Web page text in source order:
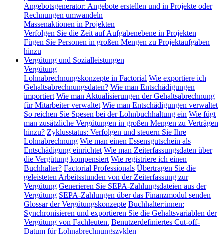
Angebotsgenerator: Angebote erstellen und in Projekte oder
Rechnungen umwandeln
Massenaktionen in Projekten
Verfolgen Sie die Zeit auf Aufgabenebene in Projekten
Fügen Sie Personen in großen Mengen zu Projektaufgaben
hinzu
Vergütung und Sozialleistungen
Vergütung
Lohnabrechnungskonzepte in Factorial Wie exportiere ich
Gehaltsabrechnungsdaten? Wie man Entschädigungen
importiert Wie man Aktualisierungen der Gehaltsabrechnung
für Mitarbeiter verwaltet Wie man Entschädigungen verwaltet
So reichen Sie Spesen bei der Lohnbuchhaltung ein Wie fügt
man zusätzliche Vergütungen in großen Mengen zu Verträgen
hinzu? Zyklusstatus: Verfolgen und steuern Sie Ihre
Lohnabrechnung Wie man einen Essensgutschein als
Entschädigung einrichtet Wie man Zeiterfassungsdaten über
die Vergütung kompensiert Wie registriere ich einen
Buchhalter? Factorial Professionals Übertragen Sie die
geleisteten Arbeitsstunden von der Zeiterfassung zur
Vergütung Generieren Sie SEPA-Zahlungsdateien aus der
Vergütung SEPA-Zahlungen über das Finanzmodul senden
Glossar der Vergütungskonzepte Buchhalter:innen:
Synchronisieren und exportieren Sie die Gehaltsvariablen der
Vergütung von Fachleuten. Benutzerdefiniertes Cut-off-
Datum für Lohnabrechnungszyklen